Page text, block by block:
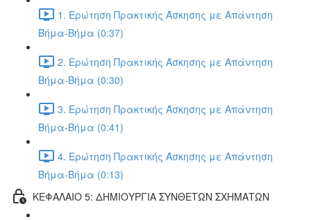
1. Ερώτηση Πρακτικής Άσκησης με Απάντηση
Βήμα-Βήμα (0:37)
2. Ερώτηση Πρακτικής Άσκησης με Απάντηση
Βήμα-Βήμα (0:30)
3. Ερώτηση Πρακτικής Άσκησης με Απάντηση
Βήμα-Βήμα (0:41)
4. Ερώτηση Πρακτικής Άσκησης με Απάντηση
Βήμα-Βήμα (0:13)
ΚΕΦΑΛΑΙΟ 5: ΔΗΜΙΟΥΡΓΙΑ ΣΥΝΘΕΤΩΝ ΣΧΗΜΑΤΩΝ